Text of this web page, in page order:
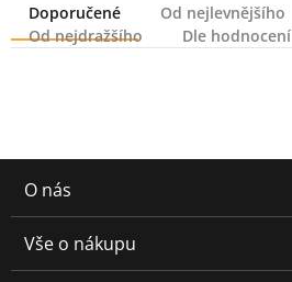
Řazení
Doporučené
Od nejlevnějšího
Od nejdražšího
Dle hodnocení
O nás
Vše o nákupu